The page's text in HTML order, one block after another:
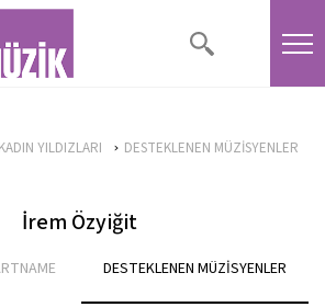
YILDIZLARI DESTEKLENEN MÜZİSYENLER
İrem Özyiğit
DESTEKLENEN MÜZİSYENLER